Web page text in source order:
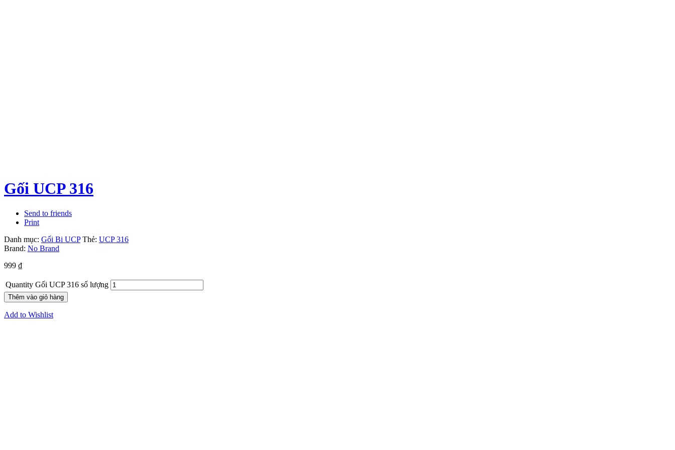
Gối UCP 316
Send to friends
Print
Danh mục: Gối Bi UCP Thẻ: UCP 316
Brand: No Brand
999 ₫
Quantity Gối UCP 316 số lượng
Thêm vào giỏ hàng
Add to Wishlist